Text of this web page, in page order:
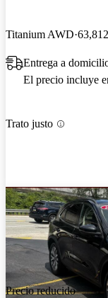
Titanium AWD
Entrega a
El precio incluye
Trato justo
Precio reducido